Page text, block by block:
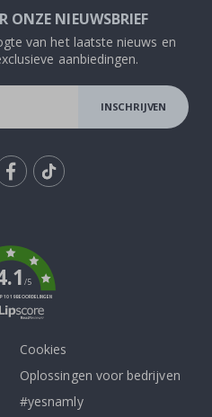
ONZE NIEUWSBRIEF
van het laatste nieuws en
aanbiedingen.
INSCHRIJVEN
/5
1019 BEOORDELINGEN
Cookies
Oplossingen voor bedrijven
#yesnamly